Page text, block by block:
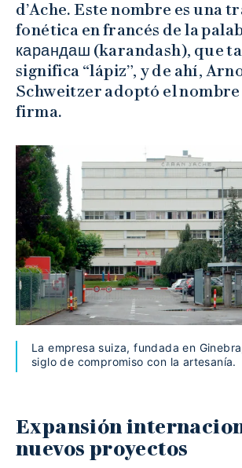
d’Ache. Este nombre es una
fonética en francés de la
карандаш (karandash), que
significa “lápiz”, y de ahí,
Schweitzer adoptó el nombre
firma.
La empresa suiza, fundada en
siglo de compromiso con la artesanía.
Expansión
nuevos proyectos